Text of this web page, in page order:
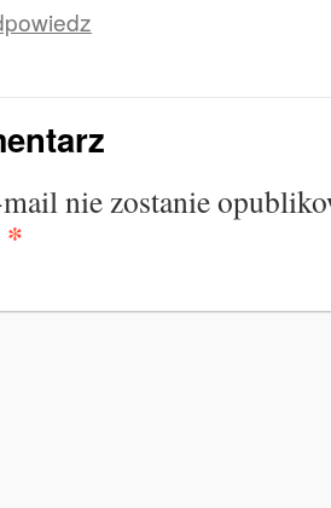
nie zostanie
*